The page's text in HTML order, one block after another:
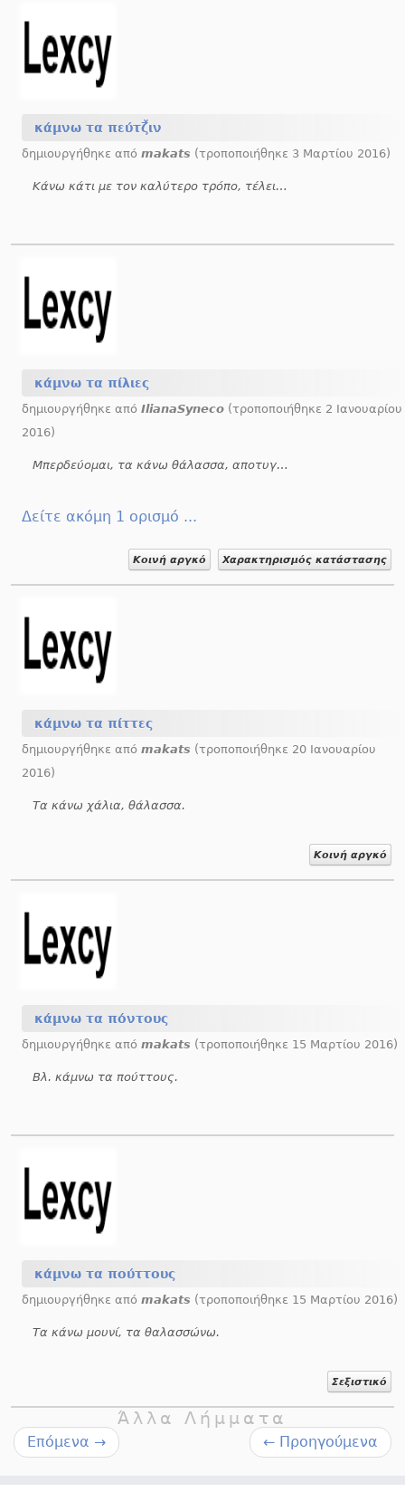
κάμνω τα πεύτζ̌ιν
δημιουργήθηκε απόmakats (τροποποιήθηκε 3 Μαρτίου 2016)
Κάνω κάτι με τον καλύτερο τρόπο, τέλεια, τζάμι.
κάμνω τα πίλιες
δημιουργήθηκε απόIlianaSyneco (τροποποιήθηκε 2 Ιανουαρίου
2016)
Μπερδεύομαι, τα κάνω θάλασσα, αποτυγχάνω.
Δείτε ακόμη 1 ορισμό ...
Κοινή αργκό Χαρακτηρισμός κατάστασης
κάμνω τα πίττες
δημιουργήθηκε απόmakats (τροποποιήθηκε 20 Ιανουαρίου
2016)
Τα κάνω χάλια, θάλασσα.
Κοινή αργκό
κάμνω τα πόντους
δημιουργήθηκε απόmakats (τροποποιήθηκε 15 Μαρτίου 2016)
Βλ. κάμνω τα πούττους.
κάμνω τα πούττους
δημιουργήθηκε απόmakats (τροποποιήθηκε 15 Μαρτίου 2016)
Τα κάνω μουνί, τα θαλασσώνω.
Σεξιστικό
Άλλα Λήμματα
Επόμενα → ← Προηγούμενα